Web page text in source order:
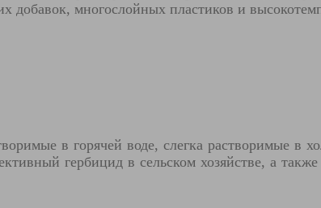
добавок, многослойных пластиков и
в горячей воде, слегка растворимые в
гербицид в сельском хозяйстве, а